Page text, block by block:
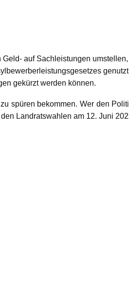
auf Sachleistungen umstellen,
gekürzt werden können.
spüren bekommen. Wer den
Landratswahlen am 12. Juni